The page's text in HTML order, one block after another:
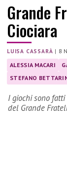
Grande
Ciociara
LUISA CASSARÀ | 8
ALESSIA MACARI
STEFANO
I giochi sono
del Grande